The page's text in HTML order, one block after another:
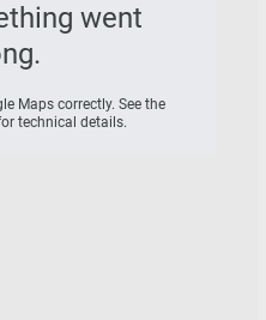
went
Maps correctly. See the
technical details.